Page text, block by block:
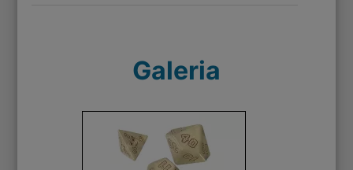
Galeria